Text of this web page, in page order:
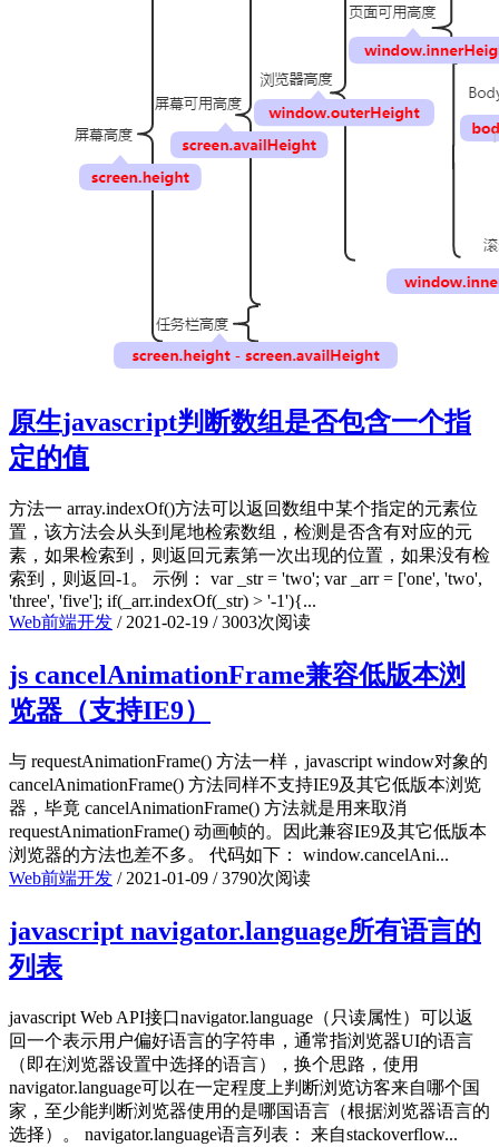
原生javascript判断数组是否包含一个指
定的值
方法一 array.indexOf()方法可以返回数组中某个指定的元素位
置，该方法会从头到尾地检索数组，检测是否含有对应的元
素，如果检索到，则返回元素第一次出现的位置，如果没有检
索到，则返回-1。 示例： var _str = 'two'; var _arr = ['one', 'two',
'three', 'five']; if(_arr.indexOf(_str) > '-1'){...
Web前端开发 / 2021-02-19 / 3003次阅读
js cancelAnimationFrame兼容低版本浏
览器（支持IE9）
与 requestAnimationFrame() 方法一样，javascript window对象的
cancelAnimationFrame() 方法同样不支持IE9及其它低版本浏览
器，毕竟 cancelAnimationFrame() 方法就是用来取消
requestAnimationFrame() 动画帧的。因此兼容IE9及其它低版本
浏览器的方法也差不多。 代码如下： window.cancelAni...
Web前端开发 / 2021-01-09 / 3790次阅读
javascript navigator.language所有语言的
列表
javascript Web API接口navigator.language（只读属性）可以返
回一个表示用户偏好语言的字符串，通常指浏览器UI的语言
（即在浏览器设置中选择的语言），换个思路，使用
navigator.language可以在一定程度上判断浏览访客来自哪个国
家，至少能判断浏览器使用的是哪国语言（根据浏览器语言的
选择）。 navigator.language语言列表： 来自stackoverflow...